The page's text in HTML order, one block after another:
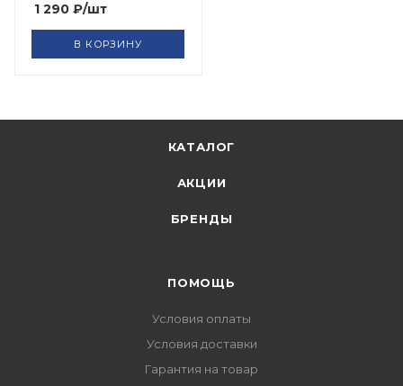
1 290 ₽/шт
В КОРЗИНУ
КАТАЛОГ
АКЦИИ
БРЕНДЫ
ПОМОЩЬ
Условия оплаты
Условия доставки
Гарантия на товар